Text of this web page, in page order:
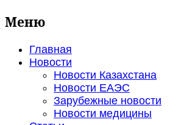
Меню
Главная
Новости
Новости Казахстана
Новости ЕАЭС
Зарубежные новости
Новости медицины